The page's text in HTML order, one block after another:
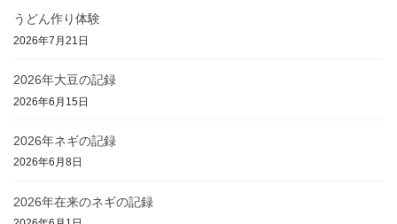
うどん作り体験
2026年7月21日
2026年大豆の記録
2026年6月15日
2026年ネギの記録
2026年6月8日
2026年在来のネギの記録